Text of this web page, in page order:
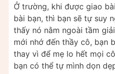
Ở trường, khi được giao
bài bạn, thì bạn sẽ tự suy
thấy nó nằm ngoài tầm
mới nhớ đến thầy cô, bạn
thay vì để mẹ lo hết mọi
bạn có thể tự mình dọn